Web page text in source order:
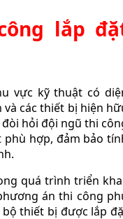
lắp
vực kỹ thuật có
các thiết bị hiện
hỏi đội ngũ thi
hợp, đảm bảo
quá trình triển
án thi công
thiết bị được lắp